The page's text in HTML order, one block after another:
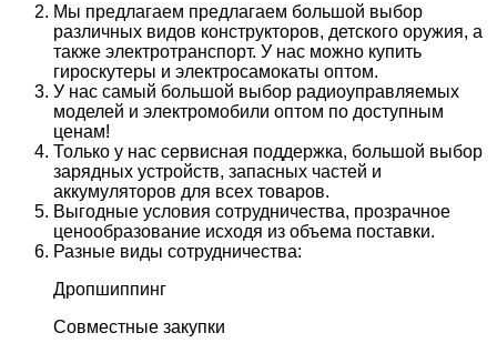
Мы предлагаем предлагаем большой выбор
различных видов конструкторов, детского оружия, а
также электротранспорт. У нас можно купить
гироскутеры и электросамокаты оптом.
У нас самый большой выбор радиоуправляемых
моделей и электромобили оптом по доступным
ценам!
Только у нас сервисная поддержка, большой выбор
зарядных устройств, запасных частей и
аккумуляторов для всех товаров.
Выгодные условия сотрудничества, прозрачное
ценообразование исходя из объема поставки.
Разные виды сотрудничества:
Дропшиппинг
Совместные закупки